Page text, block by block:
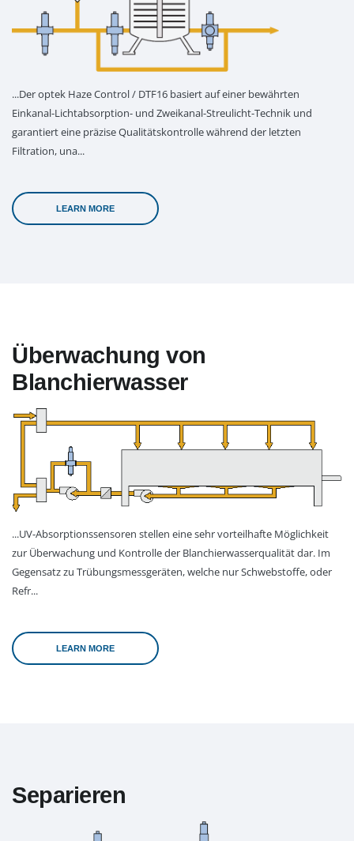
...Der optek Haze Control / DTF16 basiert auf einer bewährten
Einkanal-Lichtabsorption- und Zweikanal-Streulicht-Technik und
garantiert eine präzise Qualitätskontrolle während der letzten
Filtration, una...
LEARN MORE
Überwachung von
Blanchierwasser
...UV-Absorptionssensoren stellen eine sehr vorteilhafte Möglichkeit
zur Überwachung und Kontrolle der Blanchierwasserqualität dar. Im
Gegensatz zu Trübungsmessgeräten, welche nur Schwebstoffe, oder
Refr...
LEARN MORE
Separieren